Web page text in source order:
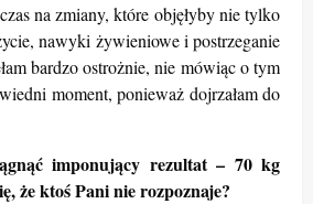
na zmiany, które objęłyby nie tylko
nawyki żywieniowe i postrzeganie
bardzo ostrożnie, nie mówiąc o tym
moment, ponieważ dojrzałam do
imponujący rezultat – 70 kg
że ktoś Pani nie rozpoznaje?